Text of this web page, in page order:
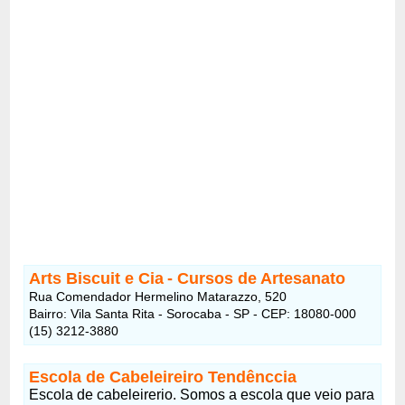
Arts Biscuit e Cia - Cursos de Artesanato
Rua Comendador Hermelino Matarazzo, 520
Bairro: Vila Santa Rita - Sorocaba - SP - CEP: 18080-000
(15) 3212-3880
Escola de Cabeleireiro Tendênccia
Escola de cabeleirerio. Somos a escola que veio para